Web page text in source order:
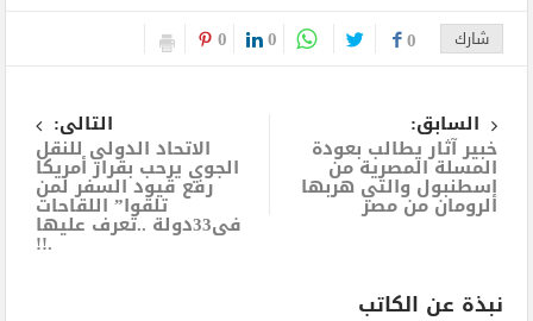
شارك 0
0
0
السابق:
خبير آثار يطالب بعودة
المسلة المصرية من
إسطنبول والتي هربها
الرومان من مصر
التالى:
الاتحاد الدولي للنقل
الجوي يرحب بقرار أمريكا
رفع قيود السفر لمن
تلقوا” اللقاحات
فى33دولة ..تعرف عليها
.!!
نبذة عن الكاتب